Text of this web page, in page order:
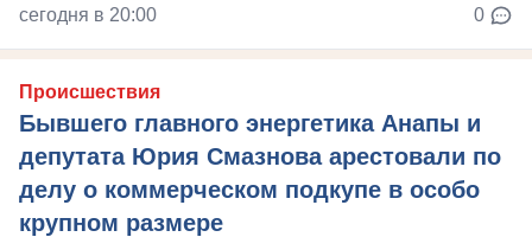
сегодня в 20:00 0
Происшествия
Бывшего главного энергетика Анапы и
депутата Юрия Смазнова арестовали по
делу о коммерческом подкупе в особо
крупном размере